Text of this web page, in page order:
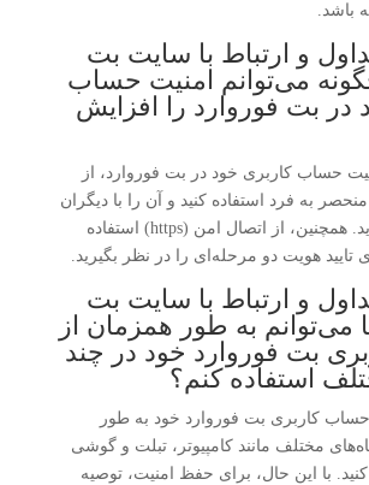
باشد.
و ارتباط با سایت بت
می‌توانم امنیت حساب
در بت فوروارد را افزایش
حساب کاربری خود در بت فوروارد، از
به فرد استفاده کنید و آن را با دیگران
به اشتراک نگذارید. همچنین، از اتصال امن (https) استفاده
هویت دو مرحله‌ای را در نظر بگیرید.
و ارتباط با سایت بت
می‌توانم به طور همزمان از
بت فوروارد خود در چند
استفاده کنم؟
حساب کاربری بت فوروارد خود به طور
مختلف مانند کامپیوتر، تبلت و گوشی
با این حال، برای حفظ امنیت، توصیه